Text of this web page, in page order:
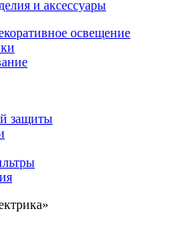
и аксессуары
освещение
защиты